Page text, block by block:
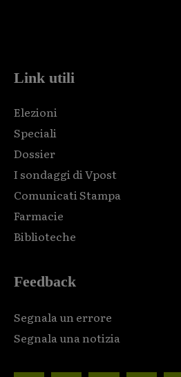
Link utili
Elezioni
Speciali
Dossier
I sondaggi di Vpost
Comunicati Stampa
Farmacie
Biblioteche
Feedback
Segnala un errore
Segnala una notizia